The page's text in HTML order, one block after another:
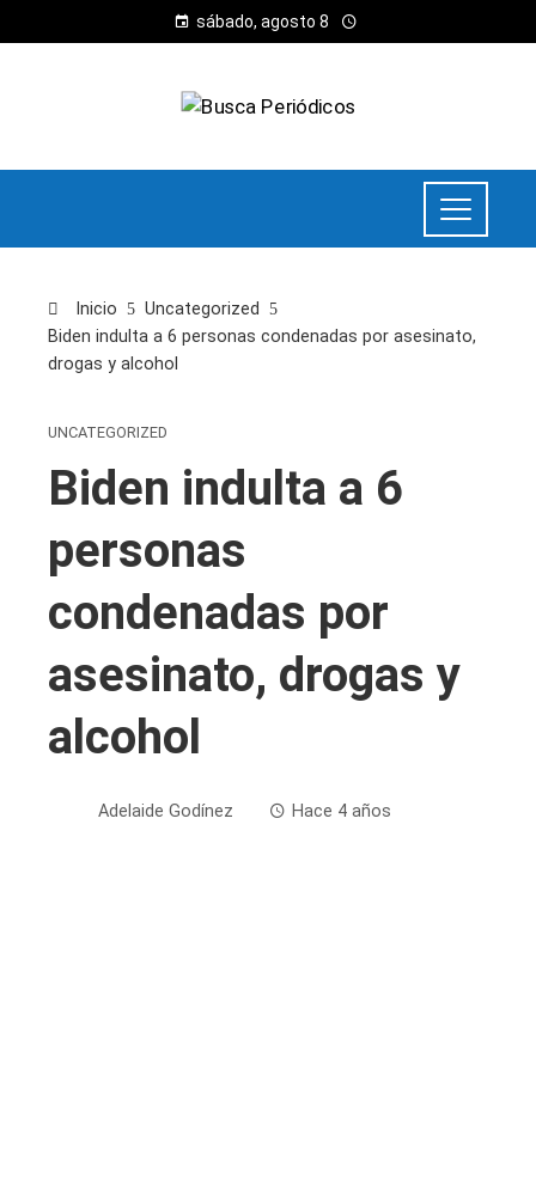
sábado, agosto 8
Inicio
Uncategorized
Biden indulta a 6 personas condenadas por asesinato,
drogas y alcohol
UNCATEGORIZED
Biden indulta a 6
personas
condenadas por
asesinato, drogas y
alcohol
Adelaide Godínez Hace 4 años